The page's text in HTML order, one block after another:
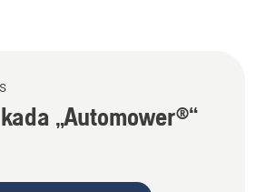
„Automower®“